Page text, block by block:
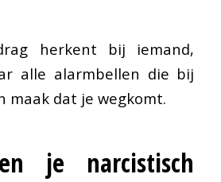
herkent bij iemand,
alle alarmbellen die bij
maak dat je wegkomt.
je narcistisch